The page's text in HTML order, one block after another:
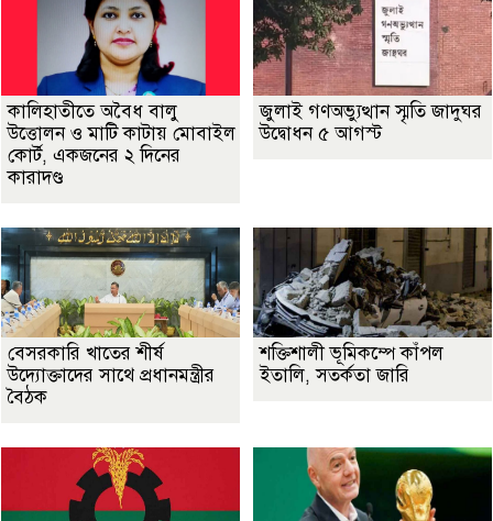
কালিহাতীতে অবৈধ বালু
উত্তোলন ও মাটি কাটায় মোবাইল
কোর্ট, একজনের ২ দিনের
কারাদণ্ড
জুলাই গণঅভ্যুত্থান স্মৃতি জাদুঘর
উদ্বোধন ৫ আগস্ট
বেসরকারি খাতের শীর্ষ
উদ্যোক্তাদের সাথে প্রধানমন্ত্রীর
বৈঠক
শক্তিশালী ভূমিকম্পে কাঁপল
ইতালি, সতর্কতা জারি